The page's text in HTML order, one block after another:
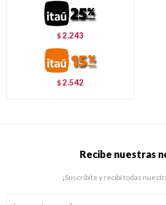
$2.243
$2.542
Recibe nuestras
¡Suscribite y recibí todas